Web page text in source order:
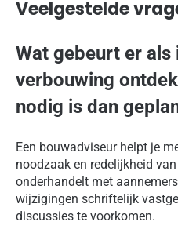
Veelgestelde
Wat gebeurt er als
verbouwing
nodig is dan
Een bouwadviseur helpt je
noodzaak en redelijkheid
onderhandelt met
wijzigingen schriftelijk
discussies te voorkomen.